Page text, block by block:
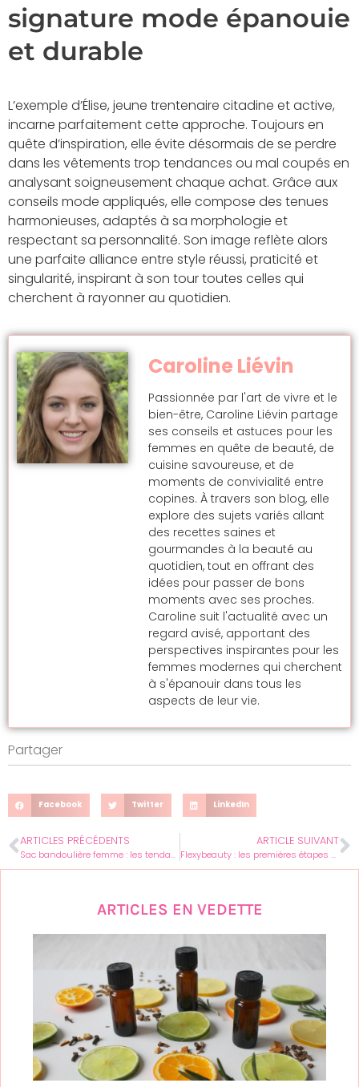
signature mode épanouie
et durable
L’exemple d’Élise, jeune trentenaire citadine et active,
incarne parfaitement cette approche. Toujours en
quête d’inspiration, elle évite désormais de se perdre
dans les vêtements trop tendances ou mal coupés en
analysant soigneusement chaque achat. Grâce aux
conseils mode appliqués, elle compose des tenues
harmonieuses, adaptés à sa morphologie et
respectant sa personnalité. Son image reflète alors
une parfaite alliance entre style réussi, praticité et
singularité, inspirant à son tour toutes celles qui
cherchent à rayonner au quotidien.
Caroline Liévin
Passionnée par l'art de vivre et le
bien-être, Caroline Liévin partage
ses conseils et astuces pour les
femmes en quête de beauté, de
cuisine savoureuse, et de
moments de convivialité entre
copines. À travers son blog, elle
explore des sujets variés allant
des recettes saines et
gourmandes à la beauté au
quotidien, tout en offrant des
idées pour passer de bons
moments avec ses proches.
Caroline suit l'actualité avec un
regard avisé, apportant des
perspectives inspirantes pour les
femmes modernes qui cherchent
à s'épanouir dans tous les
aspects de leur vie.
Partager
Facebook Twitter LinkedIn
ARTICLES PRÉCÉDENTS
Sac bandoulière femme : les tendances incontournables pour affirmer votre style
ARTICLE SUIVANT
Flexybeauty : les premières étapes pour une gestion de salon simplifiée
ARTICLES EN VEDETTE